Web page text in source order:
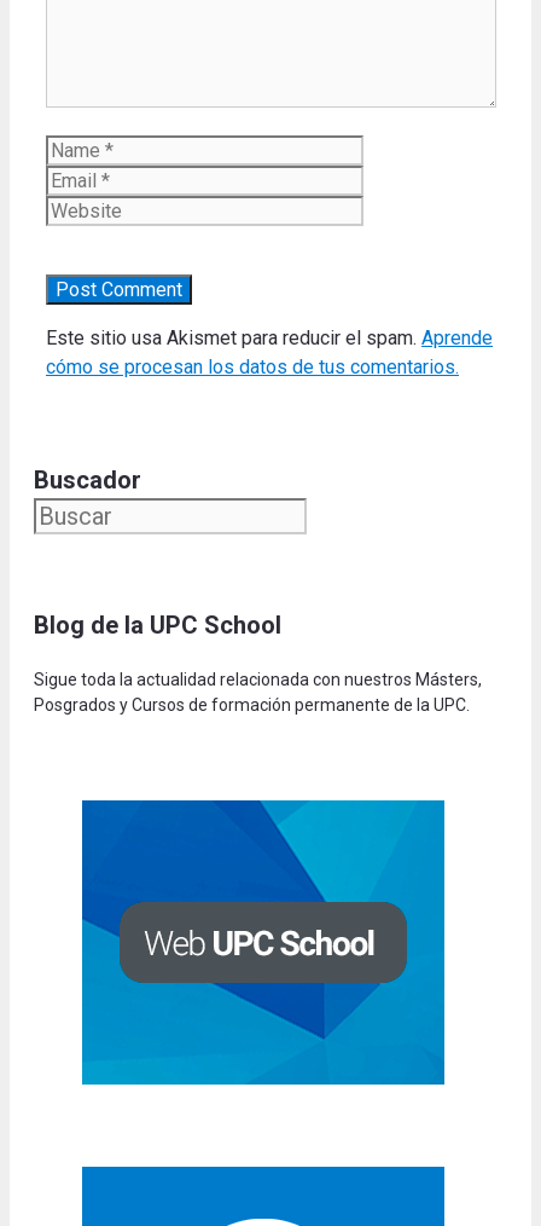
Name
Este sitio usa Akismet para reducir el spam. Aprende
cómo se procesan los datos de tus comentarios.
Buscador
Blog de la UPC School
Sigue toda la actualidad relacionada con nuestros Másters,
Posgrados y Cursos de formación permanente de la UPC.